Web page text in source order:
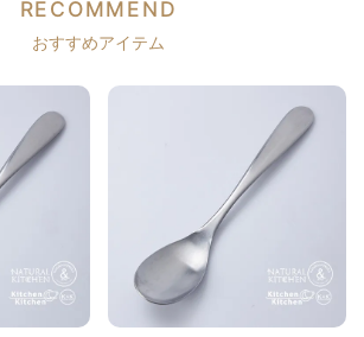
RECOMMEND
おすすめアイテム